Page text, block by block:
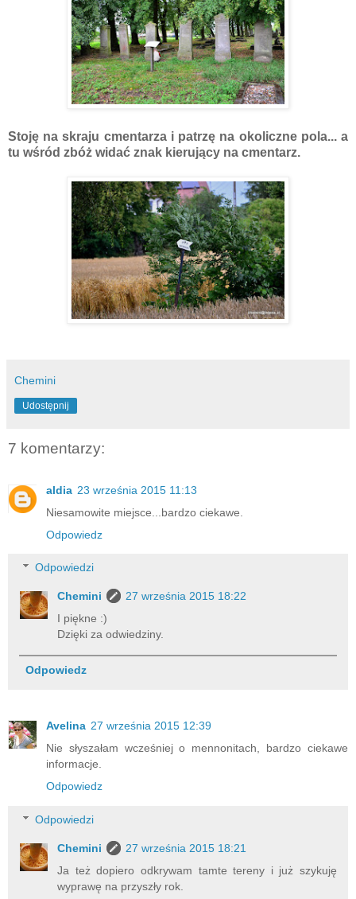
Stoję na skraju cmentarza i patrzę na okoliczne pola... a
tu wśród zbóż widać znak kierujący na cmentarz.
Chemini
Udostępnij
7 komentarzy:
aldia 23 września 2015 11:13
Niesamowite miejsce...bardzo ciekawe.
Odpowiedz
Odpowiedzi
Chemini
27 września 2015 18:22
I piękne :)
Dzięki za odwiedziny.
Odpowiedz
Avelina 27 września 2015 12:39
Nie słyszałam wcześniej o mennonitach, bardzo ciekawe
informacje.
Odpowiedz
Odpowiedzi
Chemini
27 września 2015 18:21
Ja też dopiero odkrywam tamte tereny i już szykuję
wyprawę na przyszły rok.